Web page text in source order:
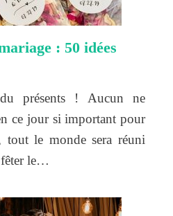
: 50 idées
présents ! Aucun ne
ce jour si important pour
tout le monde sera réuni
le…